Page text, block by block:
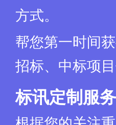
方式。
帮您第一时间
招标、中标项目
标讯定制服务